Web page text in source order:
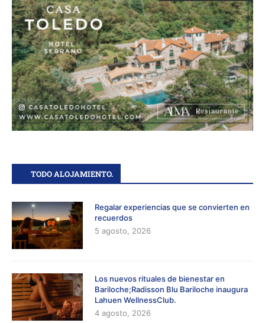
TODO ALOJAMIENTO.
Regalar experiencias que se convierten en
recuerdos
5 agosto, 2026
Los nuevos rituales de bienestar en
Bariloche;Radisson Blu Bariloche inaugura
Lahuen WellnessClub.
4 agosto, 2026